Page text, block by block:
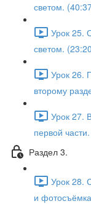
светом.
Урок 25.
светом.
Урок 26.
второму
Урок 27.
первой
Раздел 3.
Урок 28.
и